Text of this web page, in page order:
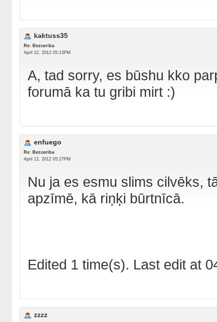
kaktuss35
Re: Bezceriba
April 12, 2012 05:13PM
A, tad sorry, es būshu kko
forumā ka tu gribi mirt :)
enfuego
Re: Bezceriba
April 12, 2012 05:27PM
Nu ja es esmu slims cilvēks,
apzīmē, kā riņķi būrtnīcā.
Edited 1 time(s). Last edit at
zzzz